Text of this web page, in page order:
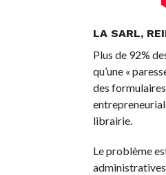
LA SARL,
Plus de 92%
qu’une «
des formulaires
librairie.
Le problème